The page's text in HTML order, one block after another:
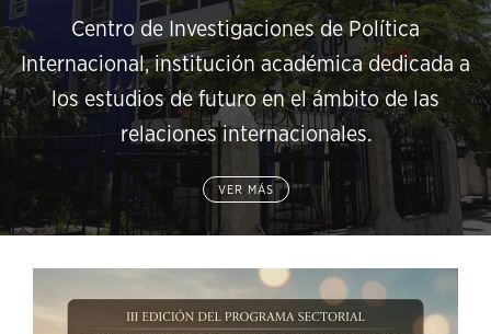
Centro de Investigaciones de Política
Internacional, institución académica dedicada a
los estudios de futuro en el ámbito de las
relaciones internacionales.
VER MÁS